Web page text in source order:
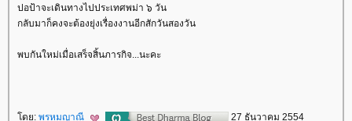
ปอป้าจะเดินทางไปประเทศพม่า ๖ วัน
กลับมาก็คงจะต้องยุ่งเรื่องงานอีกสักวันสองวัน
พบกันใหม่เมื่อเสร็จสิ้นภารกิจ...นะคะ
ดย: พรหมญาณี 27 ธันวาคม 2554